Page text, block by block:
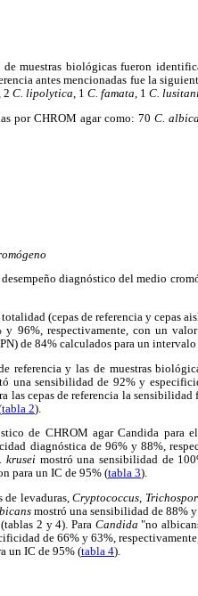
de muestras biológicas fueron
antes mencionadas fue la
2 C. lipolytica, 1 C. famata, 1 C.
por CHROM agar como: 70 C.
diagnóstico del medio
totalidad (cepas de referencia y cepas
y 96%, respectivamente, con un
de 84% calculados para un
referencia y las de muestras
una sensibilidad de 92% y
las cepas de referencia la
tabla 2).
de CHROM agar Candida para
diagnóstica de 96% y 88%,
kruseimostró una sensibilidad de
para un IC de 95% (tabla 3).
de levaduras,Cryptococcus,
mostró una sensibilidad de 88%
2 y 4). Para Candida "no
de 66% y 63%,
un IC de 95% (tabla 4).